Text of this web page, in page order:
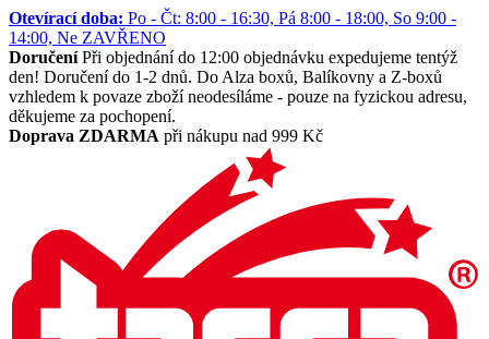
Otevírací doba: Po - Čt: 8:00 - 16:30, Pá 8:00 - 18:00, So 9:00 -
14:00, Ne ZAVŘENO
DoručeníPři objednání do 12:00 objednávku expedujeme tentýž
den! Doručení do 1-2 dnů. Do Alza boxů, Balíkovny a Z-boxů
vzhledem k povaze zboží neodesíláme - pouze na fyzickou adresu,
děkujeme za pochopení.
Doprava ZDARMA při nákupu nad 999 Kč